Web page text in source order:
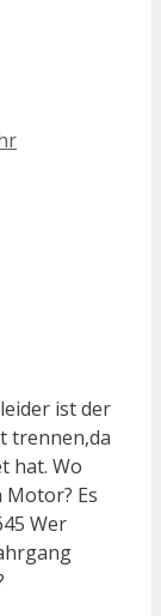
ist der
trennen,da
hat. Wo
Es
Wer